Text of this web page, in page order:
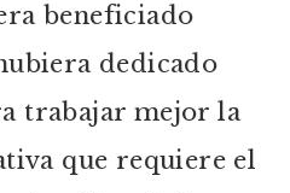
beneficiado
dedicado
trabajar mejor la
que requiere el